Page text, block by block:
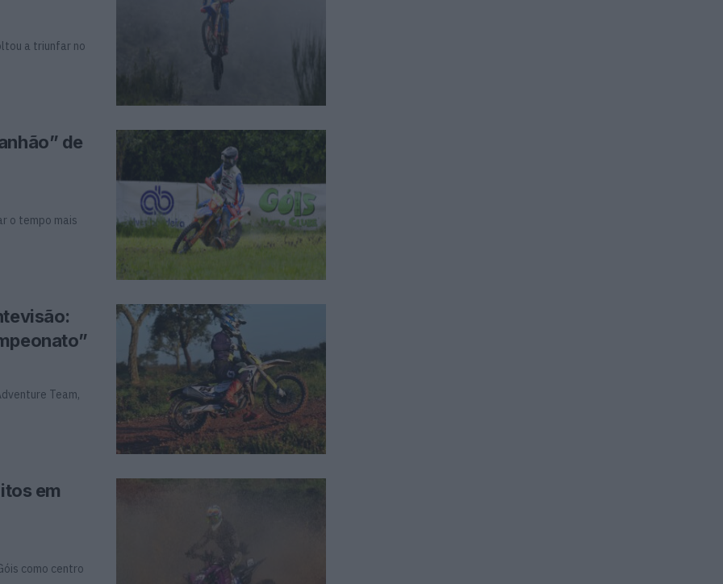
a triunfar no
de
o tempo mais
Team,
em
como centro